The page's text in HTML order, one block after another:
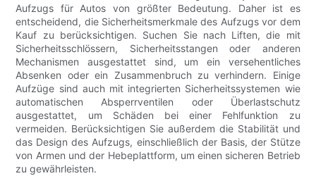
Aufzugs für Autos von größter Bedeutung. Daher ist es
entscheidend, die Sicherheitsmerkmale des Aufzugs vor dem
Kauf zu berücksichtigen. Suchen Sie nach Liften, die mit
Sicherheitsschlössern, Sicherheitsstangen oder anderen
Mechanismen ausgestattet sind, um ein versehentliches
Absenken oder ein Zusammenbruch zu verhindern. Einige
Aufzüge sind auch mit integrierten Sicherheitssystemen wie
automatischen Absperrventilen oder Überlastschutz
ausgestattet, um Schäden bei einer Fehlfunktion zu
vermeiden. Berücksichtigen Sie außerdem die Stabilität und
das Design des Aufzugs, einschließlich der Basis, der Stütze
von Armen und der Hebeplattform, um einen sicheren Betrieb
zu gewährleisten.